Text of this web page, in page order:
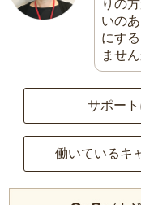
りの
いの
にす
ませ
サポー
働いているキ